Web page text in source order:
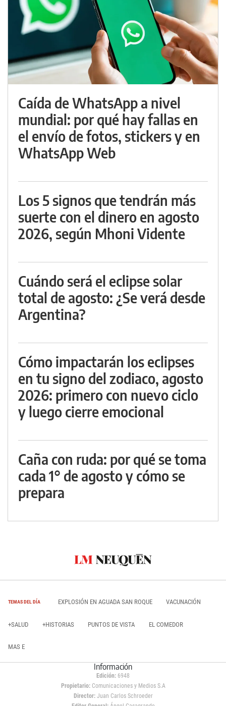
Caída de WhatsApp a nivel
mundial: por qué hay fallas en
el envío de fotos, stickers y en
WhatsApp Web
Los 5 signos que tendrán más
suerte con el dinero en agosto
2026, según Mhoni Vidente
Cuándo será el eclipse solar
total de agosto: ¿Se verá desde
Argentina?
Cómo impactarán los eclipses
en tu signo del zodiaco, agosto
2026: primero con nuevo ciclo
y luego cierre emocional
Caña con ruda: por qué se toma
cada 1° de agosto y cómo se
prepara
TEMAS DEL DÍA EXPLOSIÓN EN AGUADA SAN ROQUE VACUNACIÓN
+SALUD +HISTORIAS PUNTOS DE VISTA EL COMEDOR
MAS E
Información
Edición: 6948
Propietario:Comunicaciones y Medios S.A
Director: Juan Carlos Schroeder